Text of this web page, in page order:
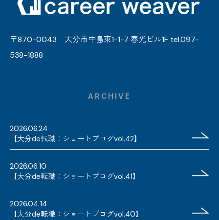
〒870-0043 大分市中島東1-1-7 春光ビル1F tel.097-
538-1888
ARCHIVE
2026.06.24
【大分de転職：ショートブログvol.42】
2026.06.10
【大分de転職：ショートブログvol.41】
2026.04.14
【大分de転職：ショートブログvol.40】